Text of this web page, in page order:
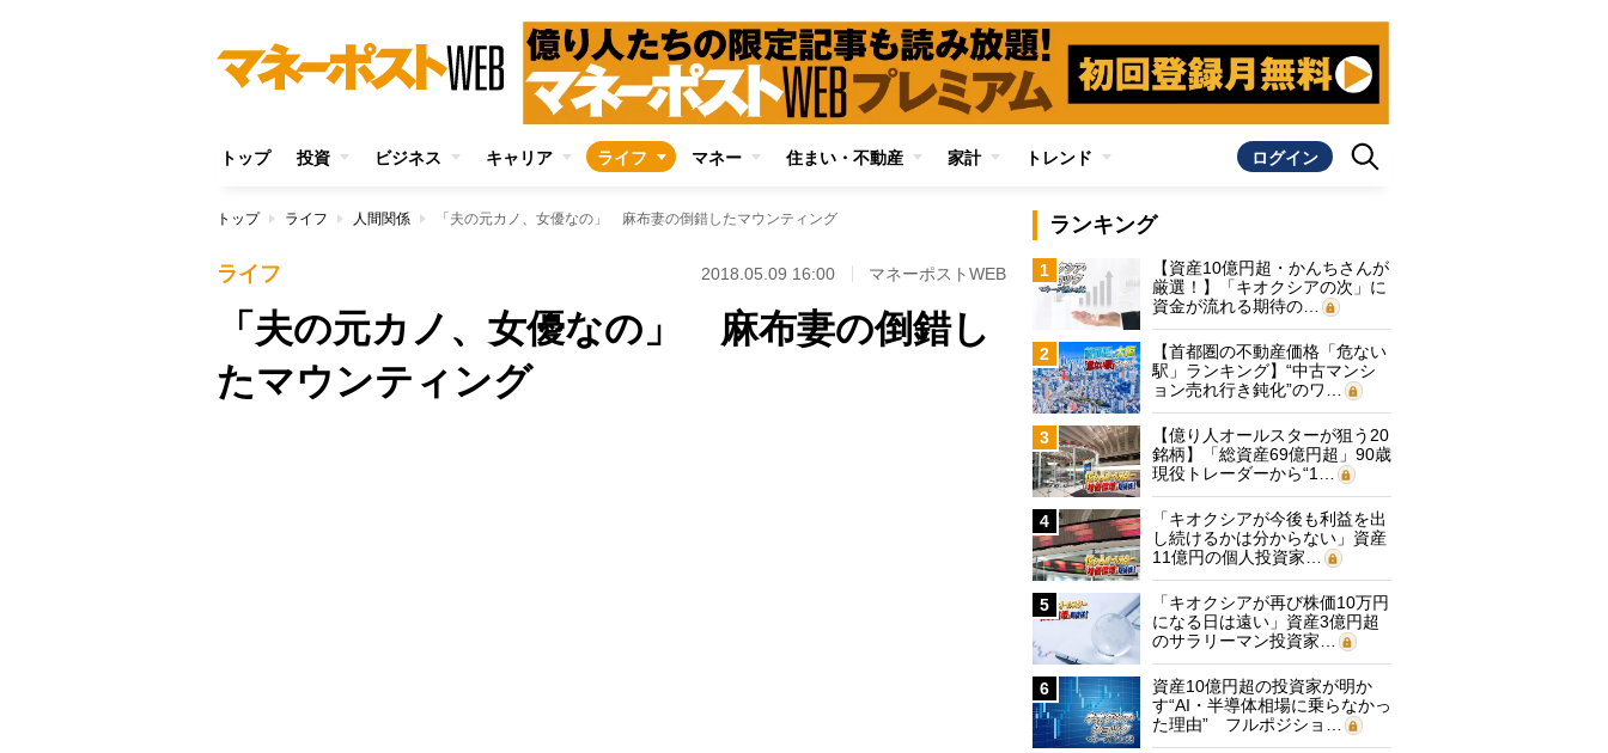
トップ 投資 ビジネス キャリア ライフ マネー 住まい・不動産 家計 トレンド ログイン
トップ ライフ 人間関係 「夫の元カノ、女優なの」 麻布妻の倒錯したマウンティング
ライフ 2018.05.09 16:00 マネーポストWEB
「夫の元カノ、女優なの」 麻布妻の倒錯し
たマウンティング
ランキング
1
【資産10億円超・かんちさんが
厳選！】「キオクシアの次」に
資金が流れる期待の…
2
【首都圏の不動産価格「危ない
駅」ランキング】“中古マンシ
ョン売れ行き鈍化”のワ…
3
【億り人オールスターが狙う20
銘柄】「総資産69億円超」90歳
現役トレーダーから“1…
4
「キオクシアが今後も利益を出
し続けるかは分からない」資産
11億円の個人投資家…
5
「キオクシアが再び株価10万円
になる日は遠い」資産3億円超
のサラリーマン投資家…
6
資産10億円超の投資家が明か
す“AI・半導体相場に乗らなかっ
た理由” フルポジショ…